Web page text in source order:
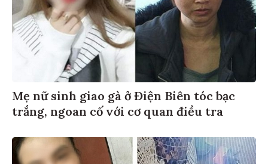
Mẹ nữ sinh giao gà ở Điện Biên tóc bạc
trắng, ngoan cố với cơ quan điều tra